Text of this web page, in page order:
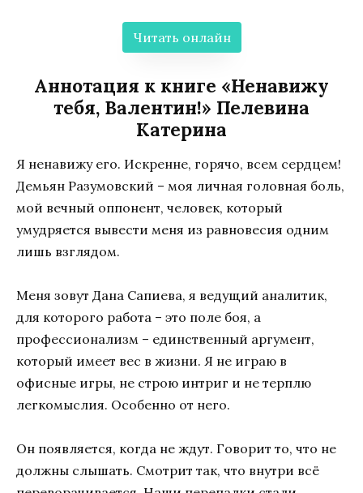
Читать онлайн
Аннотация к книге «Ненавижу
тебя, Валентин!» Пелевина
Катерина
Я ненавижу его. Искренне, горячо, всем сердцем!
Демьян Разумовский – моя личная головная боль,
мой вечный оппонент, человек, который
умудряется вывести меня из равновесия одним
лишь взглядом.
Меня зовут Дана Сапиева, я ведущий аналитик,
для которого работа – это поле боя, а
профессионализм – единственный аргумент,
который имеет вес в жизни. Я не играю в
офисные игры, не строю интриг и не терплю
легкомыслия. Особенно от него.
Он появляется, когда не ждут. Говорит то, что не
должны слышать. Смотрит так, что внутри всё